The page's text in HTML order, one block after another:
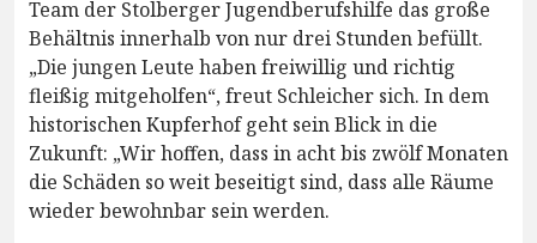
Team der Stolberger Jugendberufshilfe das große
Behältnis innerhalb von nur drei Stunden befüllt.
„Die jungen Leute haben freiwillig und richtig
fleißig mitgeholfen“, freut Schleicher sich. In dem
historischen Kupferhof geht sein Blick in die
Zukunft: „Wir hoffen, dass in acht bis zwölf Monaten
die Schäden so weit beseitigt sind, dass alle Räume
wieder bewohnbar sein werden.